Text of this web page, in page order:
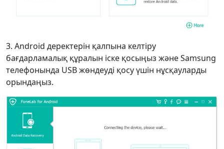
3. Android деректерін қалпына келтіру
бағдарламалық құралын іске қосыңыз және Samsung
телефонында USB жөндеуді қосу үшін нұсқауларды
орындаңыз.